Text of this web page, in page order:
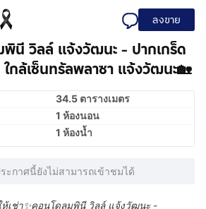
ลงขาย
พินี วิลล์ แจ้งวัฒนะ - ปากเกร็ด
กล้เซ็นทรัลพลาซา แจ้งวัฒนะ🏡
34.5 ตารางเมตร
1 ห้องนอน
1 ห้องน้ำ
ะกาศนี้ยังไม่สามารถเข้าชมได้
ห้เช่า✨คอนโดลุมพินี วิลล์ แจ้งวัฒนะ -